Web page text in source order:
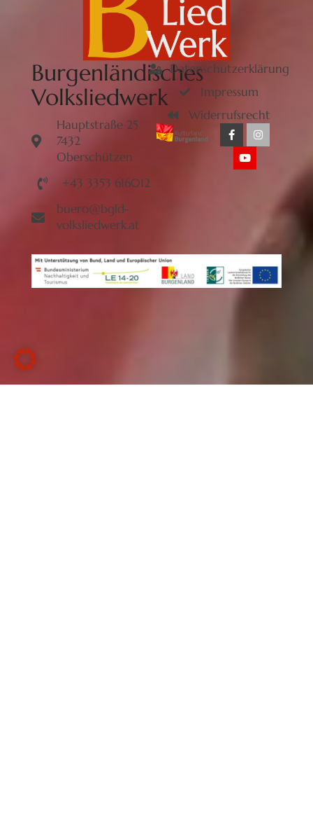
Burgenländisches
Volksliedwerk
Hauptstraße 25
7432
Oberschützen
+43 3353 616012
buero@bgld-
volksliedwerk.at
Datenschutzerklärung
Impressum
Widerrufsrecht